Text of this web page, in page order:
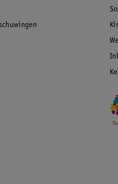
en daarnaast af te nemen met een